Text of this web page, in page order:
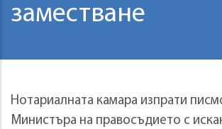
заместване
Нотариалната камара изпрати
Министъра на правосъдието с